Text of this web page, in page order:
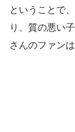
ということで
り、質の悪い
さんのファン